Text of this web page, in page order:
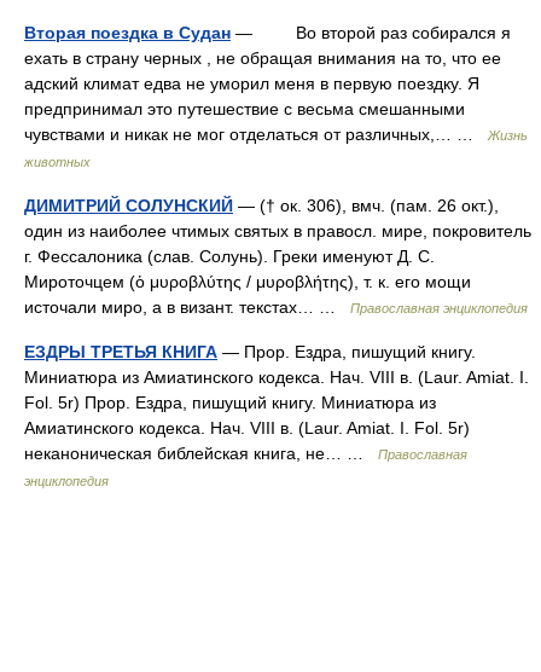
Вторая поездка в Судан — Во второй раз собирался я
ехать в страну черных , не обращая внимания на то, что ее
адский климат едва не уморил меня в первую поездку. Я
предпринимал это путешествие с весьма смешанными
чувствами и никак не мог отделаться от различных,… …
Жизнь
животных
ДИМИТРИЙ СОЛУНСКИЙ — († ок. 306), вмч. (пам. 26 окт.),
один из наиболее чтимых святых в правосл. мире, покровитель
г. Фессалоника (слав. Солунь). Греки именуют Д. С.
Мироточцем (ὁ μυροβλύτης / μυροβλήτης), т. к. его мощи
источали миро, а в визант. текстах… …
Православная энциклопедия
ЕЗДРЫ ТРЕТЬЯ КНИГА — Прор. Ездра, пишущий книгу.
Миниатюра из Амиатинского кодекса. Нач. VIII в. (Laur. Amiat. I.
Fol. 5r) Прор. Ездра, пишущий книгу. Миниатюра из
Амиатинского кодекса. Нач. VIII в. (Laur. Amiat. I. Fol. 5r)
неканоническая библейская книга, не… …
Православная
энциклопедия